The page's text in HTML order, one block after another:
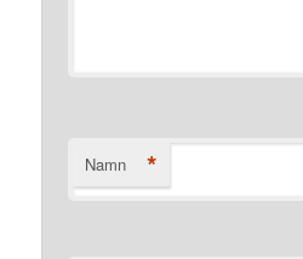
Namn *